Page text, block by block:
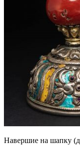
Навершие на шапку